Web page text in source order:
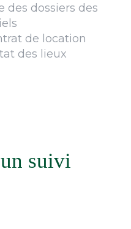
des dossiers des
de location
des lieux
suivi